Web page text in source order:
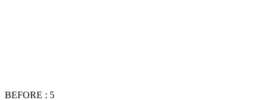
BEFORE : 5